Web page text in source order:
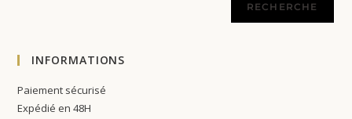
RECHERCHE
INFORMATIONS
Paiement sécurisé
Expédié en 48H